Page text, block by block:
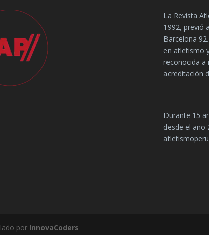
La Revista
1992, previó
Barcelona
en atletismo
reconocida a
acreditación
Durante 15
desde el año
por InnovaCoders